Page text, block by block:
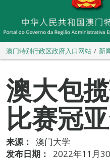
澳门特别行政区政府入口网站 新
澳大包
比赛冠
来源：
澳门大学
发布日期：
2022年11月